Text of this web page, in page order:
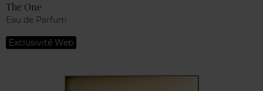
The One
Eau de Parfum
Exclusivité Web